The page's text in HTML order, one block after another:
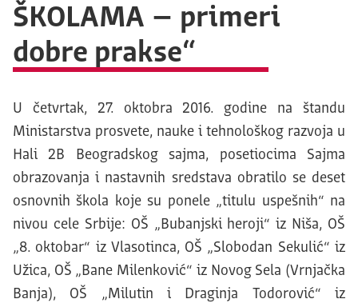
ŠKOLAMA – primeri
dobre prakse“
U četvrtak, 27. oktobra 2016. godine na štandu
Ministarstva prosvete, nauke i tehnološkog razvoja u
Hali 2B Beogradskog sajma, posetiocima Sajma
obrazovanja i nastavnih sredstava obratilo se deset
osnovnih škola koje su ponele „titulu uspešnih“ na
nivou cele Srbije: OŠ „Bubanjski heroji“ iz Niša, OŠ
„8. oktobar“ iz Vlasotinca, OŠ „Slobodan Sekulić“ iz
Užica, OŠ „Bane Milenković“ iz Novog Sela (Vrnjačka
Banja), OŠ „Milutin i Draginja Todorović“ iz